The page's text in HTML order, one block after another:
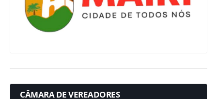
CÂMARA DE VEREADORES